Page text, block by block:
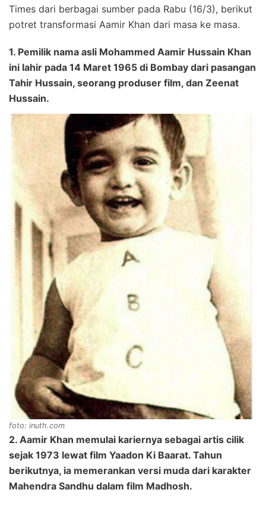
Times dari berbagai sumber pada Rabu (16/3), berikut
potret transformasi Aamir Khan dari masa ke masa.
1. Pemilik nama asli Mohammed Aamir Hussain Khan
ini lahir pada 14 Maret 1965 di Bombay dari pasangan
Tahir Hussain, seorang produser film, dan Zeenat
Hussain.
foto: inuth.com
2. Aamir Khan memulai kariernya sebagai artis cilik
sejak 1973 lewat film Yaadon Ki Baarat. Tahun
berikutnya, ia memerankan versi muda dari karakter
Mahendra Sandhu dalam film Madhosh.